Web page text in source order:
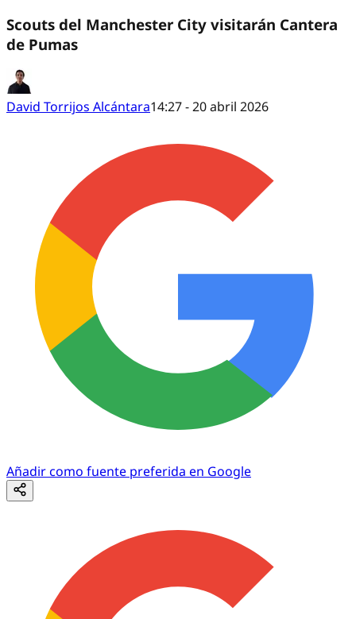
Scouts del Manchester City visitarán Cantera
de Pumas
David Torrijos Alcántara14:27 - 20 abril 2026
Añadir como fuente preferida en Google